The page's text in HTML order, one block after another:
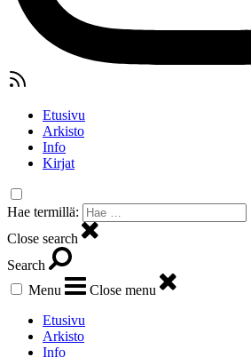
Etusivu
Arkisto
Info
Kirjat
Hae termillä:
Close search
Search
Menu
Close menu
Etusivu
Arkisto
Info